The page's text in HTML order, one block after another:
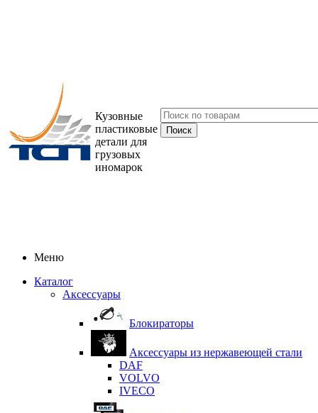
Кузовные
пластиковые
детали для
грузовых
иномарок
Меню
Каталог
Аксессуары
Блокираторы
Аксессуары из нержавеющей стали
DAF
VOLVO
IVECO